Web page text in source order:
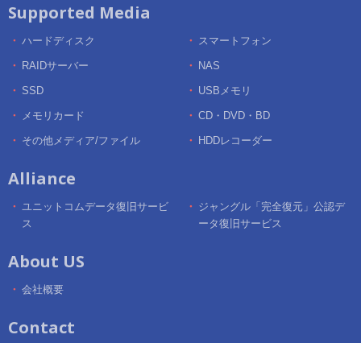
Supported Media
ハードディスク スマートフォン
RAIDサーバー NAS
SSD USBメモリ
メモリカード CD・DVD・BD
その他メディア/ファイル HDDレコーダー
Alliance
ユニットコムデータ復旧サービ
ス
ジャングル「完全復元」公認デ
ータ復旧サービス
About US
会社概要
Contact